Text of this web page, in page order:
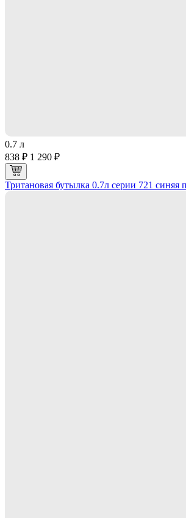
0.7 л
838 ₽ 1 290 ₽
Тритановая бутылка 0.7л серии 721 синяя